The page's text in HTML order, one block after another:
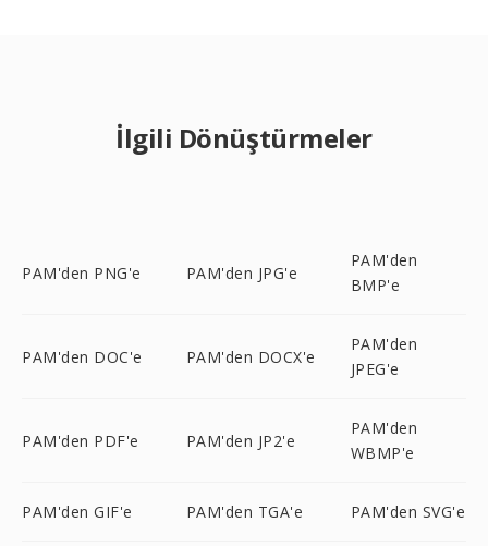
İlgili Dönüştürmeler
PAM'den PNG'e PAM'den JPG'e
PAM'den
BMP'e
PAM'den DOC'e PAM'den DOCX'e
PAM'den
JPEG'e
PAM'den PDF'e PAM'den JP2'e
PAM'den
WBMP'e
PAM'den GIF'e PAM'den TGA'e PAM'den SVG'e